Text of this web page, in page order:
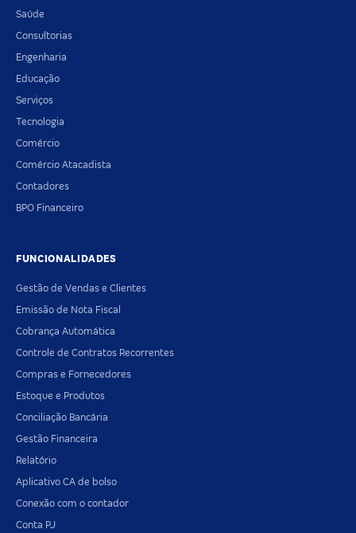
Saúde
Consultorias
Engenharia
Educação
Serviços
Tecnologia
Comércio
Comércio Atacadista
Contadores
BPO Financeiro
FUNCIONALIDADES
Gestão de Vendas e Clientes
Emissão de Nota Fiscal
Cobrança Automática
Controle de Contratos Recorrentes
Compras e Fornecedores
Estoque e Produtos
Conciliação Bancária
Gestão Financeira
Relatório
Aplicativo CA de bolso
Conexão com o contador
Conta PJ